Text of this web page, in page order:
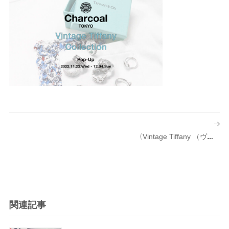
シ
〈Vintage Tiffany （ヴィンテージ ティファニー）〉 コレクションのご紹介
関連記事